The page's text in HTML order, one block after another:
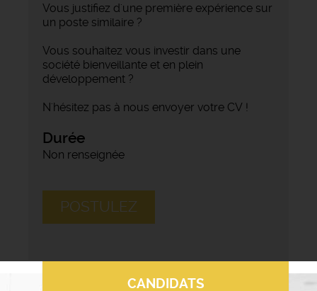
Vous justifiez d'une première expérience sur
un poste similaire ?
Vous souhaitez vous investir dans une
société bienveillante et en plein
développement ?
N'hésitez pas à nous envoyer votre CV !
Durée
Non renseignée
POSTULEZ
CANDIDATS